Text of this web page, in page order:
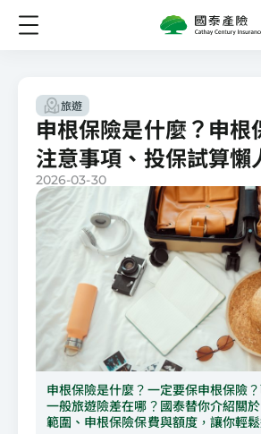
首頁
旅遊
申根保險是什麼？申根
注意事項、投保試算懶
2026-03-30
申根保險是什麼？一定要保申根保險
一般旅遊險差在哪？國泰替你介紹關
範圍、申根保險保費與額度，讓你輕